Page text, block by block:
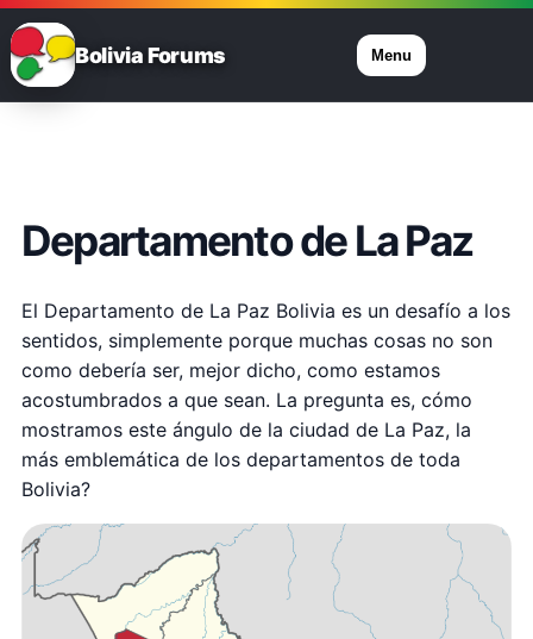
Bolivia Forums Menu
Departamento de La Paz
El Departamento de La Paz Bolivia es un desafío a los
sentidos, simplemente porque muchas cosas no son
como debería ser, mejor dicho, como estamos
acostumbrados a que sean. La pregunta es, cómo
mostramos este ángulo de la ciudad de La Paz, la
más emblemática de los departamentos de toda
Bolivia?